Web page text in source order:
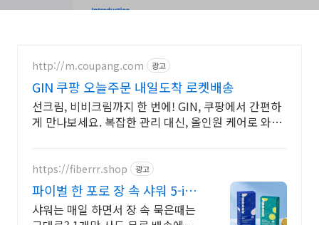
http://m.coupang.com 광고
GIN 쿠팡 오늘주문 내일도착 로켓배송
선크림, 비비크림까지 한 번에! GIN, 쿠팡에서 간편하
게 만나보세요. 복잡한 관리 대신, 올인원 케어로 와우
https://fiberrr.shop 광고
파이벌 한 포로 장 속 샤워 5-in-
1 고함량 식이섬유
샤워는 매일 하면서 장 속 묵은때는